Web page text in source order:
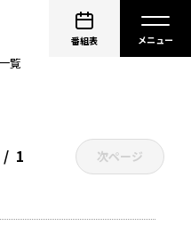
番組表
覧
1 次ページ